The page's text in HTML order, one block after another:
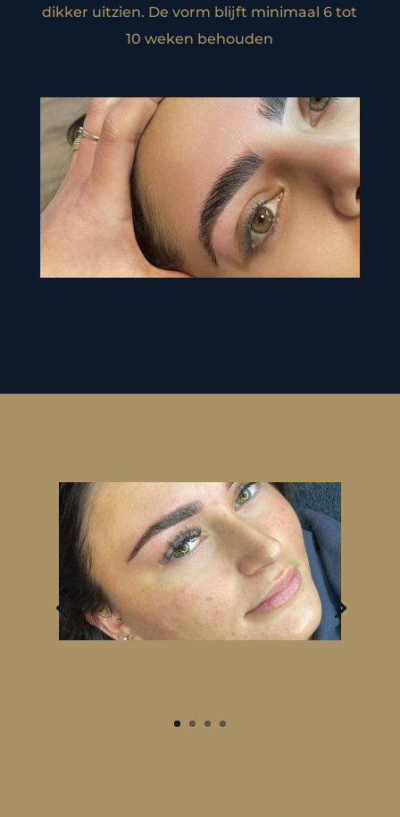
dikker uitzien. De vorm blijft minimaal 6 tot
10 weken behouden